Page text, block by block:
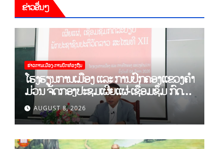
ຂ່າວອື່ນໆ
ຂ່າວການເມືອງ-ການປົກທ້ອງຖີນ
ໂຮງຮຽນການເມືອງ ແລະ ການປົກຄອງແຂວງຄຳ
ມ່ວນ ຈັດກອງປະຊຸມເຜີຍແຜ່-ເຊື່ອມຊຶມ ກົດ
ລະບຽບ ຂອງພັກປະຊາຊົນປະຕິວັດລາວ ສະໄໝ
ທີ XII.
AUGUST 8, 2026